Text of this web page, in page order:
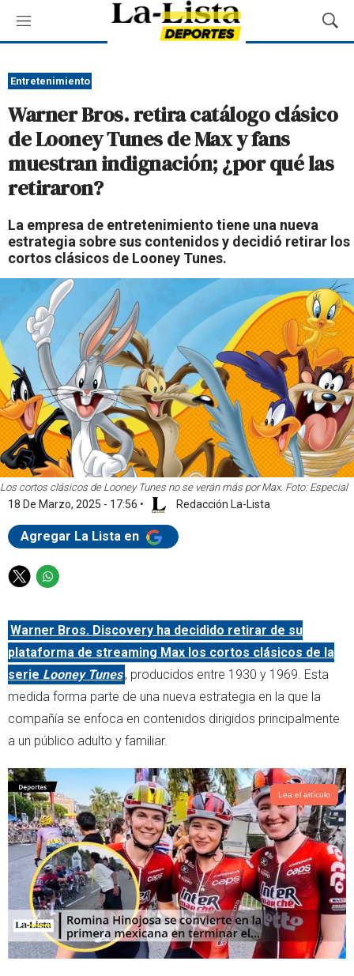
M
e
ú
M
o
a
r
ú
d
Entretenimiento
Warner Bros. retira catálogo clásico
de Looney Tunes de Max y fans
muestran indignación; ¿por qué las
retiraron?
La empresa de entretenimiento tiene una nueva
estrategia sobre sus contenidos y decidió retirar los
cortos clásicos de Looney Tunes.
Los cortos clásicos de Looney Tunes no se verán más por Max. Foto: Especial
18 De Marzo, 2025 - 17:56 • Redacción La-Lista
Agregar La Lista en
T
i
t
t
e
r
W
a
t
s
a
p
p
Warner Bros. Discovery ha decidido retirar de su
plataforma de streaming Max los cortos clásicos de la
serie Looney Tunes , producidos entre 1930 y 1969. Esta
medida forma parte de una nueva estrategia en la que la
compañía se enfoca en contenidos dirigidos principalmente
a un público adulto y familiar.
Lea el artículo